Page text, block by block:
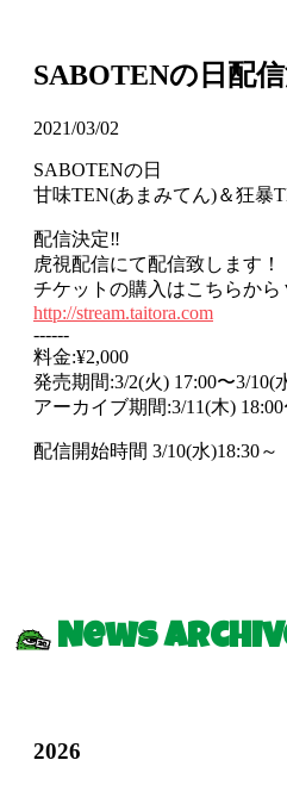
SABOTENの日配信
2021/03/02
SABOTENの日
甘味TEN(あまみてん)＆狂暴
配信決定‼︎
虎視配信にて配信致します！
チケットの購入はこちらか
http://stream.taitora.com
------
料金:¥2,000
発売期間:3/2(火) 17:00〜3/10(
アーカイブ期間:3/11(木)
配信開始時間 3/10(水)18:30～
News
2026